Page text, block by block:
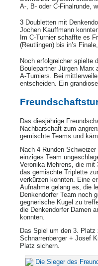
A-, B- oder C-Finalrunde,
3 Doubletten mit
Jochen Kauffmann
Im C-Turnier schaffte es
(Reutlingen) bis in’s
Noch erfolgreicher spielte
Boulepartner Jürgen
A-Turniers. Bei
entscheiden. Ein
Das diesjährige
Nachbarschaft zum
gemischte Teams und
Nach 4 Runden
einziges Team
Veronika Mehrens, die mit
das gemischte Triplette
verkürzen konnten. Eine
Aufnahme gelang es, die
Denkendorfer Team noch
gegnerische Kugel zu
die Denkendorfer Damen
konnten.
Das Spiel um den 3.
Schnarrenberger + Josef
Platz sichern.